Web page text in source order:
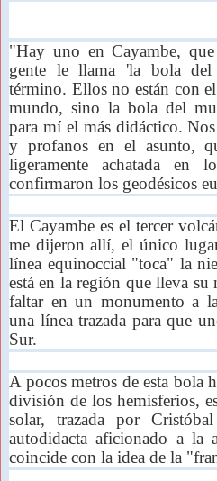
"Hay uno en Cayambe,
gente le llama 'la bola
término. Ellos no están con
mundo, sino la bola del
para mí el más didáctico.
y profanos en el asunto,
ligeramente achatada en
confirmaron los geodésicos
El Cayambe es el tercer
me dijeron allí, el único
línea equinoccial "toca" la
está en la región que lleva
faltar en un monumento a
una línea trazada para que
Sur.
A pocos metros de esta bola
división de los hemisferios,
solar, trazada por
autodidacta aficionado a la
coincide con la idea de la